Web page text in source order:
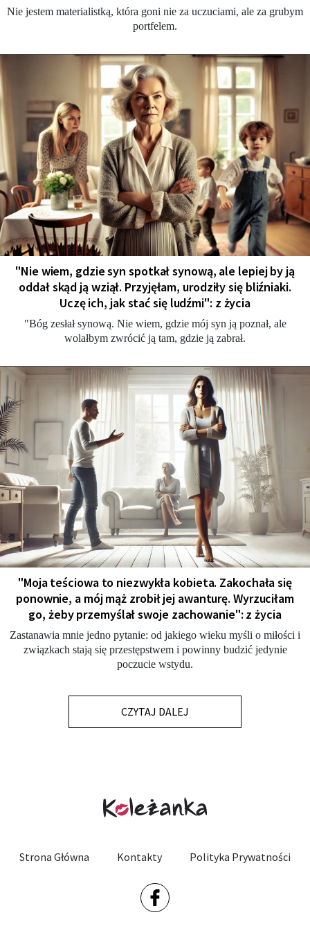
Nie jestem materialistką, która goni nie za uczuciami, ale za grubym
portfelem.
"Nie wiem, gdzie syn spotkał synową, ale lepiej by ją
oddał skąd ją wziął. Przyjęłam, urodziły się bliźniaki.
Uczę ich, jak stać się ludźmi": z życia
"Bóg zesłał synową. Nie wiem, gdzie mój syn ją poznał, ale
wolałbym zwrócić ją tam, gdzie ją zabrał.
"Moja teściowa to niezwykła kobieta. Zakochała się
ponownie, a mój mąż zrobił jej awanturę. Wyrzuciłam
go, żeby przemyślał swoje zachowanie": z życia
Zastanawia mnie jedno pytanie: od jakiego wieku myśli o miłości i
związkach stają się przestępstwem i powinny budzić jedynie
poczucie wstydu.
CZYTAJ DALEJ
Strona Główna Kontakty Polityka Prywatności